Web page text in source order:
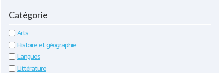
Catégorie
Arts
Histoire et géographie
Langues
Littérature